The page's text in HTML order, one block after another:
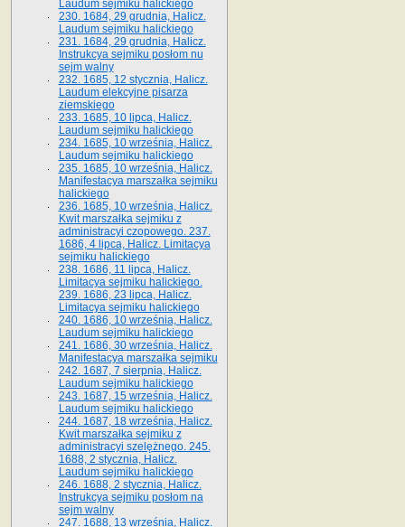
Laudum sejmiku halickiego
230. 1684, 29 grudnia, Halicz.
Laudum sejmiku halickiego
231. 1684, 29 grudnia, Halicz.
Instrukcya sejmiku posłom nu
sejm walny
232. 1685, 12 stycznia, Halicz.
Laudum elekcyjne pisarza
ziemskiego
233. 1685, 10 lipca, Halicz.
Laudum sejmiku halickiego
234. 1685, 10 września, Halicz.
Laudum sejmiku halickiego
235. 1685, 10 września, Halicz.
Manifestacya marszałka sejmiku
halickiego
236. 1685, 10 września, Halicz.
Kwit marszałka sejmiku z
administracyi czopowego. 237.
1686, 4 lipca, Halicz. Limitacya
sejmiku halickiego
238. 1686, 11 lipca, Halicz.
Limitacya sejmiku halickiego.
239. 1686, 23 lipca, Halicz.
Limitacya sejmiku halickiego
240. 1686, 10 września, Halicz.
Laudum sejmiku halickiego
241. 1686, 30 września, Halicz.
Manifestacya marszałka sejmiku
242. 1687, 7 sierpnia, Halicz.
Laudum sejmiku halickiego
243. 1687, 15 września, Halicz.
Laudum sejmiku halickiego
244. 1687, 18 września, Halicz.
Kwit marszałka sejmiku z
administracyi szelężnego. 245.
1688, 2 stycznia, Halicz.
Laudum sejmiku halickiego
246. 1688, 2 stycznia, Halicz.
Instrukcya sejmiku posłom na
sejm walny
247. 1688, 13 września, Halicz.